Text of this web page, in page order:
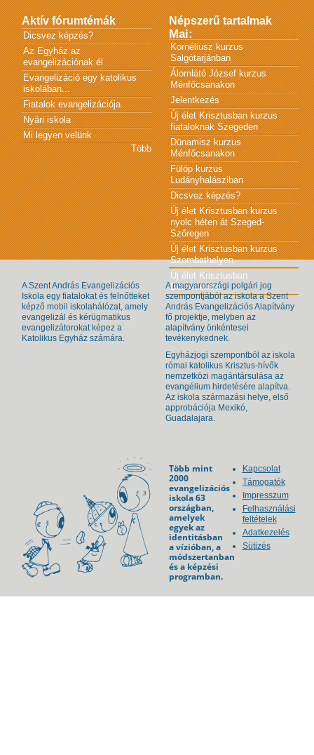
Aktív fórumtémák
Dicsvez képzés?
Az Egyház az
evangelizációnak él
Evangelizáció egy katolikus
iskolában...
Fiatalok evangelizációja
Nyári iskola
Mi legyen velünk
Több
Népszerű tartalmak
Mai:
Kornéliusz kurzus
Salgótarjánban
Álomlátó József kurzus
Ménfőcsanakon
Jelentkezés
Új élet Krisztusban kurzus
fiataloknak Szegeden
Dünamisz kurzus
Ménfőcsanakon
Fülöp kurzus
Ludányhalásziban
Dicsvez képzés?
Új élet Krisztusban kurzus
nyolc héten át Szeged-
Szőregen
Új élet Krisztusban kurzus
Szombathelyen
Új élet Krisztusban
Debrecenben
A Szent András Evangelizációs
Iskola egy fiatalokat és felnőtteket
képző mobil iskolahálózat, amely
evangelizál és kérügmatikus
evangelizátorokat képez a
Katolikus Egyház számára.
A magyarországi polgári jog
szempontjából az iskola a Szent
András Evangelizációs Alapítvány
fő projektje, melyben az
alapítvány önkéntesei
tevékenykednek.
Egyházjogi szempontból az iskola
római katolikus Krisztus-hívők
nemzetközi magántársulása az
evangélium hirdetésére alapítva.
Az iskola származási helye, első
approbációja Mexikó,
Guadalajara.
Több mint
2000
evangelizációs
iskola 63
országban,
amelyek
egyek az
identitásban
a vízióban, a
módszertanban
és a képzési
programban.
Kapcsolat
Támogatók
Impresszum
Felhasználási
feltételek
Adatkezelés
Sütizés